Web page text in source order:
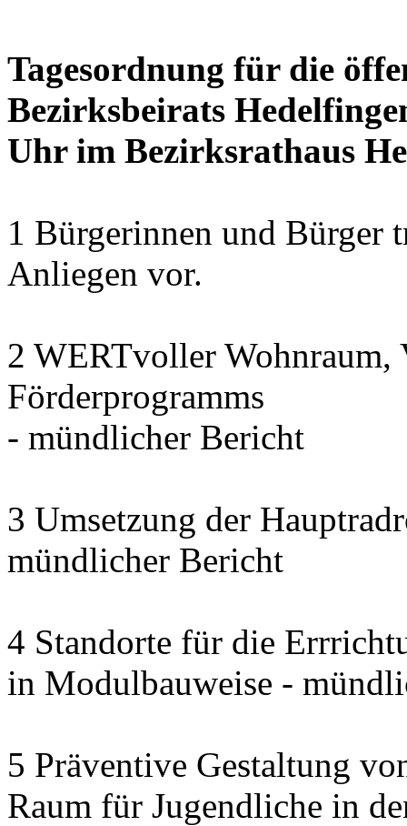
Tagesordnung für die
Bezirksbeirats
Uhr im Bezirksrathaus
1 Bürgerinnen und Bürger
Anliegen vor.
2 WERTvoller Wohnraum,
Förderprogramms
- mündlicher Bericht
3 Umsetzung der
mündlicher Bericht
4 Standorte für die
in Modulbauweise -
5 Präventive Gestaltung
Raum für Jugendliche in